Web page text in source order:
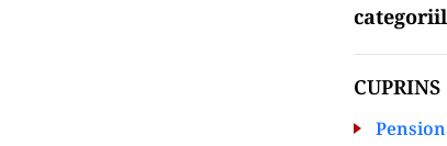
CUPRINS